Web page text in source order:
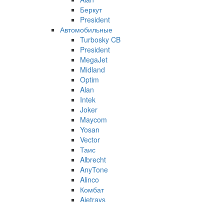
Беркут
President
Автомобильные
Turbosky CB
President
MegaJet
Midland
Optim
Alan
Intek
Joker
Maycom
Yosan
Vector
Таис
Albrecht
AnyTone
Alinco
Комбат
Ajetrays